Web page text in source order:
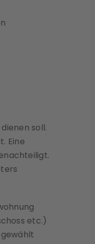
soll.
Eine
etc.)